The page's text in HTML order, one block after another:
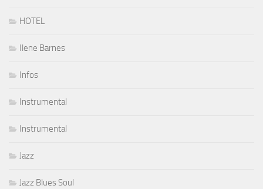
HOTEL
Ilene Barnes
Infos
Instrumental
Instrumental
Jazz
Jazz Blues Soul